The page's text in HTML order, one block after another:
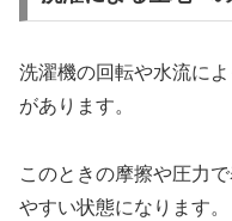
洗濯機の回転や水流に
があります。
このときの摩擦や圧力
やすい状態になります。